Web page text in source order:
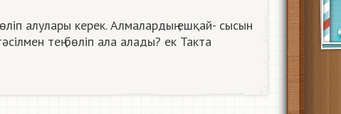
алулары керек. Алмалардың ешқай- сысын
тең бөліп ала алады? ек Такта